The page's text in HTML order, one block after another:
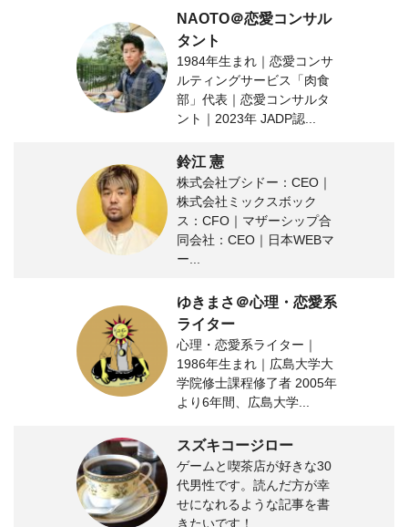
NAOTO＠恋愛コンサル
タント
1984年生まれ｜恋愛コンサ
ルティングサービス「肉食
部」代表｜恋愛コンサルタ
ント｜2023年 JADP認...
鈴江 憲
株式会社ブシドー：CEO｜
株式会社ミックスボック
ス：CFO｜マザーシップ合
同会社：CEO｜日本WEBマ
ー...
ゆきまさ＠心理・恋愛系
ライター
心理・恋愛系ライター｜
1986年生まれ｜広島大学大
学院修士課程修了者 2005年
より6年間、広島大学...
スズキコージロー
ゲームと喫茶店が好きな30
代男性です。読んだ方が幸
せになれるような記事を書
きたいです！